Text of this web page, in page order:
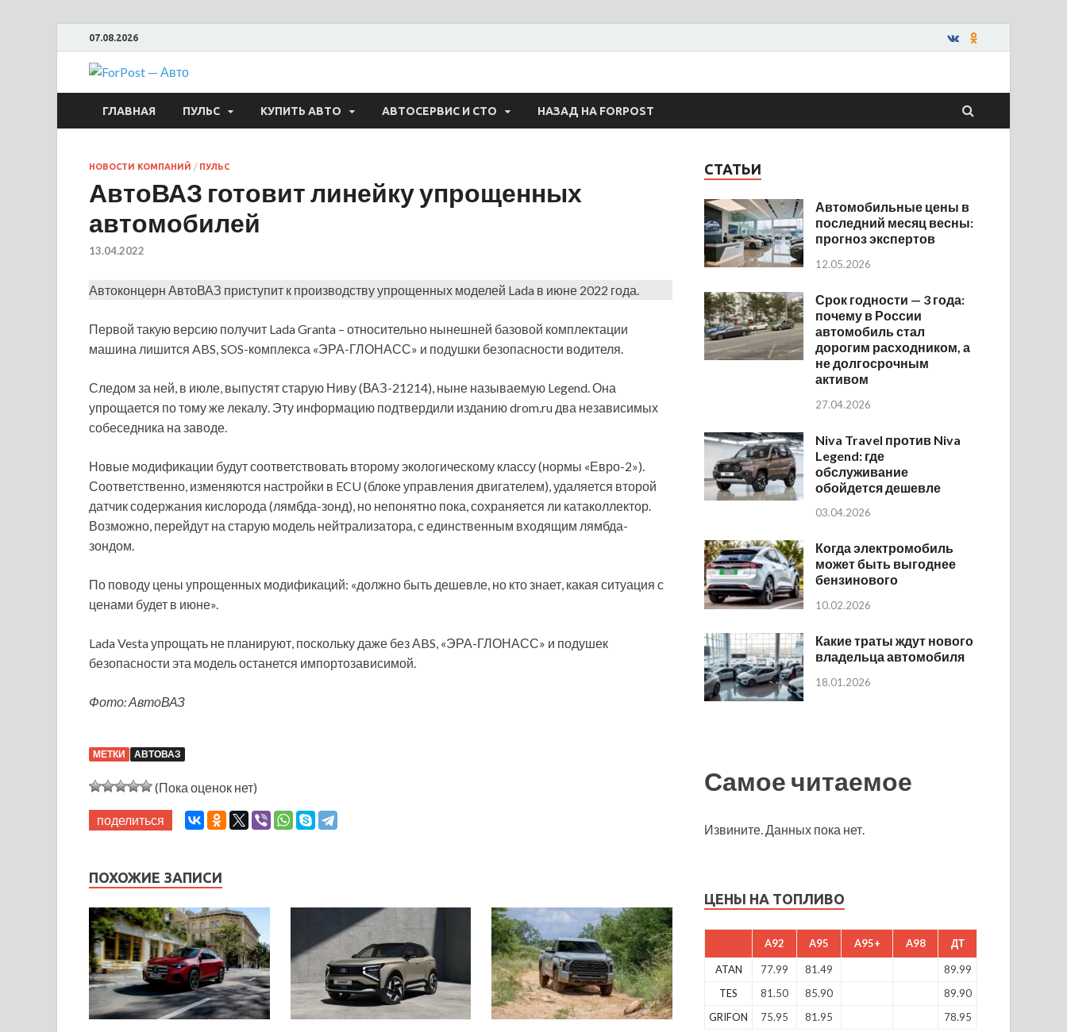
07.08.2026
ForPost — Авто
ГЛАВНАЯ ПУЛЬС КУПИТЬ АВТО АВТОСЕРВИС И СТО НАЗАД НА FORPOST
НОВОСТИ КОМПАНИЙ / ПУЛЬС
АвтоВАЗ готовит линейку упрощенных
автомобилей
13.04.2022
Автоконцерн АвтоВАЗ приступит к производству упрощенных моделей Lada в июне 2022 года.
Первой такую версию получит Lada Granta – относительно нынешней базовой комплектации
машина лишится ABS, SOS-комплекса «ЭРА-ГЛОНАСС» и подушки безопасности водителя.
Следом за ней, в июле, выпустят старую Ниву (ВАЗ-21214), ныне называемую Legend. Она
упрощается по тому же лекалу. Эту информацию подтвердили изданию drom.ru два независимых
собеседника на заводе.
Новые модификации будут соответствовать второму экологическому классу (нормы «Евро-2»).
Соответственно, изменяются настройки в ECU (блоке управления двигателем), удаляется второй
датчик содержания кислорода (лямбда-зонд), но непонятно пока, сохраняется ли катаколлектор.
Возможно, перейдут на старую модель нейтрализатора, с единственным входящим лямбда-
зондом.
По поводу цены упрощенных модификаций: «должно быть дешевле, но кто знает, какая ситуация с
ценами будет в июне».
Lada Vesta упрощать не планируют, поскольку даже без АBS, «ЭРА-ГЛОНАСС» и подушек
безопасности эта модель останется импортозависимой.
Фото: АвтоВАЗ
МЕТКИ АВТОВАЗ
(Пока оценок нет)
поделиться
ПОХОЖИЕ ЗАПИСИ
СТАТЬИ
Автомобильные цены в
последний месяц весны:
прогноз экспертов
12.05.2026
Срок годности — 3 года:
почему в России
автомобиль стал
дорогим расходником, а
не долгосрочным
активом
27.04.2026
Niva Travel против Niva
Legend: где
обслуживание
обойдется дешевле
03.04.2026
Когда электромобиль
может быть выгоднее
бензинового
10.02.2026
Какие траты ждут нового
владельца автомобиля
18.01.2026
Самое читаемое
Извините. Данных пока нет.
ЦЕНЫ НА ТОПЛИВО
A92 A95 A95+ A98 ДТ
ATAN 77.99 81.49
89.99
TES
81.50 85.90
89.90
GRIFON
75.95 81.95 78.95